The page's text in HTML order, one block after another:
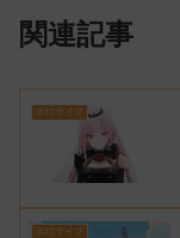
関連記事
ホロライブ
ホロライブ